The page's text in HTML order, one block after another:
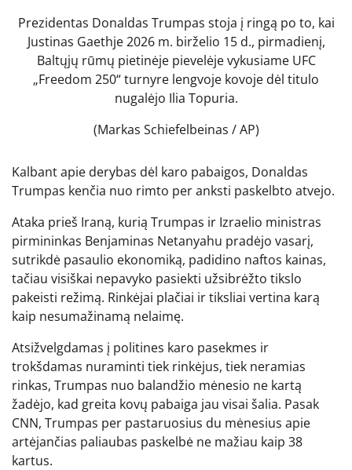
Prezidentas Donaldas Trumpas stoja į ringą po to, kai
Justinas Gaethje 2026 m. birželio 15 d., pirmadienį,
Baltųjų rūmų pietinėje pievelėje vykusiame UFC
„Freedom 250“ turnyre lengvoje kovoje dėl titulo
nugalėjo Ilia Topuria.
(Markas Schiefelbeinas / AP)
Kalbant apie derybas dėl karo pabaigos, Donaldas
Trumpas kenčia nuo rimto per anksti paskelbto atvejo.
Ataka prieš Iraną, kurią Trumpas ir Izraelio ministras
pirmininkas Benjaminas Netanyahu pradėjo vasarį,
sutrikdė pasaulio ekonomiką, padidino naftos kainas,
tačiau visiškai nepavyko pasiekti užsibrėžto tikslo
pakeisti režimą. Rinkėjai plačiai ir tiksliai vertina karą
kaip nesumažinamą nelaimę.
Atsižvelgdamas į politines karo pasekmes ir
trokšdamas nuraminti tiek rinkėjus, tiek neramias
rinkas, Trumpas nuo balandžio mėnesio ne kartą
žadėjo, kad greita kovų pabaiga jau visai šalia. Pasak
CNN, Trumpas per pastaruosius du mėnesius apie
artėjančias paliaubas paskelbė ne mažiau kaip 38
kartus.